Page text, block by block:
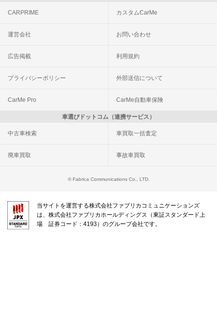
CARPRIME カスタムCarMe
運営会社 お問い合わせ
広告掲載 利用規約
プライバシーポリシー 外部送信について
CarMe Pro CarMe自動車保険
車選びドットコム（連携サービス）
中古車検索 車買取一括査定
廃車買取 事故車買取
© Fabrica Communications Co., LTD.
当サイトを運営する株式会社ファブリカコミュニケーションズ
は、株式会社ファブリカホールディングス（東証スタンダード上
場 証券コード：4193）のグループ会社です。